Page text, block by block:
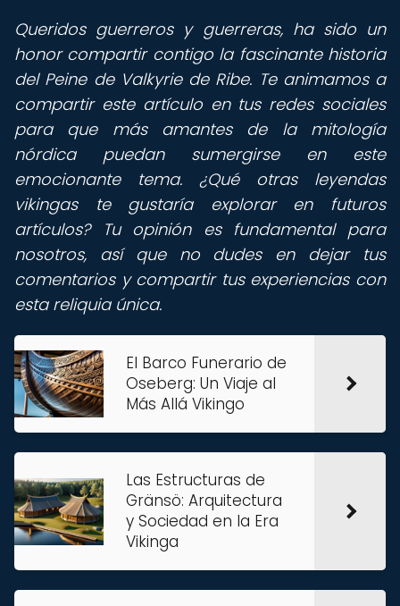
Queridos guerreros y guerreras, ha sido un
honor compartir contigo la fascinante historia
del Peine de Valkyrie de Ribe. Te animamos a
compartir este artículo en tus redes sociales
para que más amantes de la mitología
nórdica puedan sumergirse en este
emocionante tema. ¿Qué otras leyendas
vikingas te gustaría explorar en futuros
artículos? Tu opinión es fundamental para
nosotros, así que no dudes en dejar tus
comentarios y compartir tus experiencias con
esta reliquia única.
El Barco Funerario de
Oseberg: Un Viaje al
Más Allá Vikingo
Las Estructuras de
Gränsö: Arquitectura
y Sociedad en la Era
Vikinga